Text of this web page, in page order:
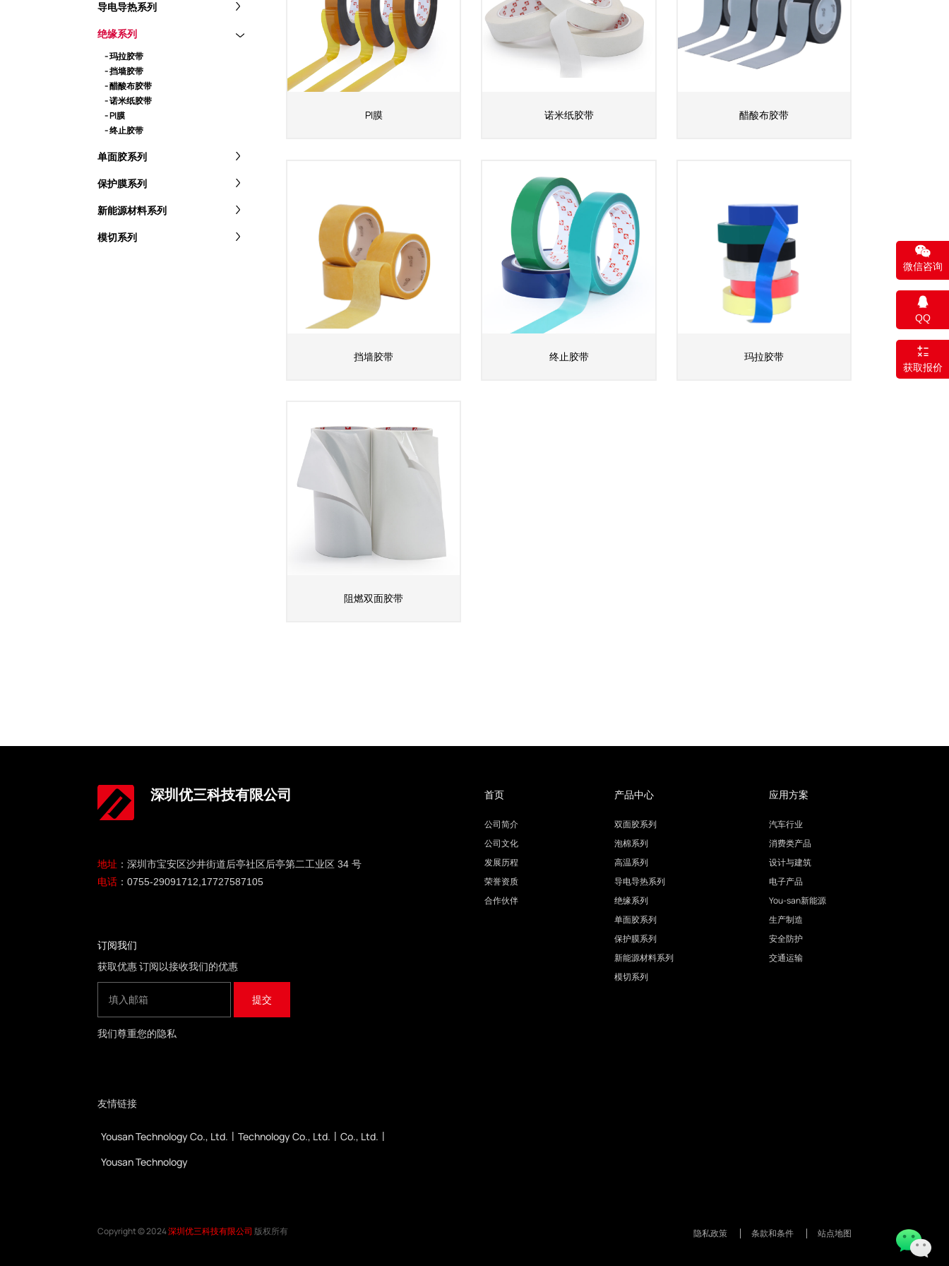
导电导热系列
绝缘系列
- 玛拉胶带
- 挡墙胶带
- 醋酸布胶带
- 诺米纸胶带
- PI膜
- 终止胶带
单面胶系列
保护膜系列
新能源材料系列
模切系列
PI膜 诺米纸胶带 醋酸布胶带
挡墙胶带 终止胶带 玛拉胶带
阻燃双面胶带
深圳优三科技有限公司
地址 ：深圳市宝安区沙井街道后亭社区后亭第二工业区 34 号
电话：0755-29091712,17727587105
订阅我们
获取优惠 订阅以接收我们的优惠
我们尊重您的隐私
友情链接
Yousan Technology Co., Ltd. | Technology Co., Ltd. | Co., Ltd. |
Yousan Technology
首页
公司简介
公司文化
发展历程
荣誉资质
合作伙伴
产品中心
双面胶系列
泡棉系列
高温系列
导电导热系列
绝缘系列
单面胶系列
保护膜系列
新能源材料系列
模切系列
应用方案
汽车行业
消费类产品
设计与建筑
电子产品
You-san新能源
生产制造
安全防护
交通运输
Copyright © 2024深圳优三科技有限公司 版权所有 隐私政策 条款和条件 站点地图
微信咨询
QQ
获取报价